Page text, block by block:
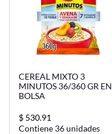
CEREAL MIXTO 3
MINUTOS 36/360 GR EN
BOLSA
$ 530.91
Contiene 36 unidades